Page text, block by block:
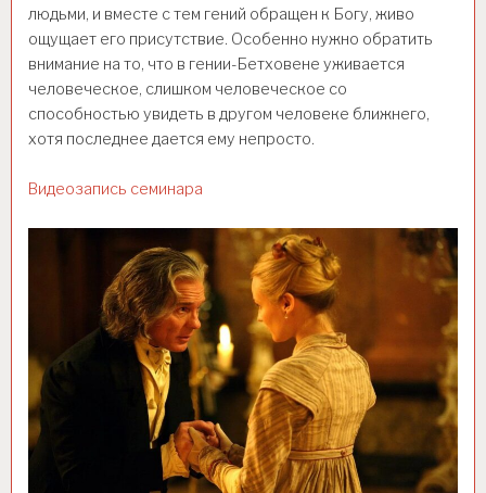
людьми, и вместе с тем гений обращен к Богу, живо
ощущает его присутствие. Особенно нужно обратить
внимание на то, что в гении-Бетховене уживается
человеческое, слишком человеческое со
способностью увидеть в другом человеке ближнего,
хотя последнее дается ему непросто.
Видеозапись семинара